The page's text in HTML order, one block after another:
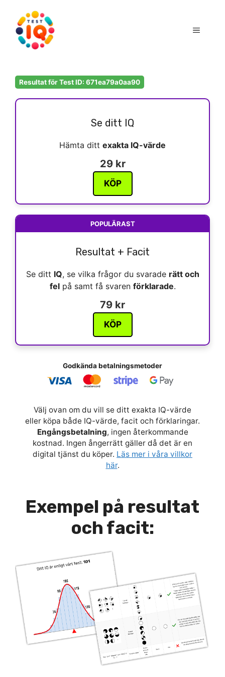
innehåll
Meny
Resultat för Test ID: 671ea79a0aa90
Se ditt IQ
Hämta ditt exakta IQ-värde
29 kr
KÖP
POPULÄRAST
Resultat + Facit
Se ditt IQ, se vilka frågor du svarade rätt och
felpå samt få svaren förklarade.
79 kr
KÖP
Godkända betalningsmetoder
Välj ovan om du vill se ditt exakta IQ-värde
eller köpa både IQ-värde, facit och förklaringar.
Engångsbetalning, ingen återkommande
kostnad. Ingen ångerrätt gäller då det är en
digital tjänst du köper. Läs mer i våra villkor
här.
Exempel på resultat
och facit: